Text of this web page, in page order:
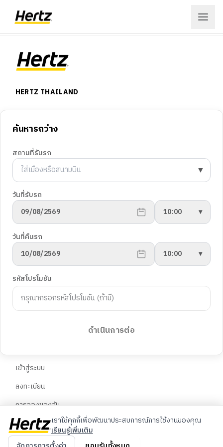
จอง
ลูกค้าองค์กร
สถานที่
ข้อเสนอ
ยานพาหนะ
พันธมิตร
Blog
ภาษา
🇬🇧English
🇨🇳中文
ค้นหารถว่าง
สถานที่รับรถ
▼
วันที่รับรถ
09/08/2569
10:00 ▾
วันที่คืนรถ
10/08/2569
10:00 ▾
รหัสโปรโมชัน
ดำเนินการต่อ
HERTZ THAILAND
การจองรถ
สถานที่ให้บริการ
เงื่อนไขในการให้บริการ
Hertz Fun Club
เกี่ยวกับเฮิร์ซ
ประวัติบริษัทฯ
นโยบายความเป็นส่วนตัว
การตั้งค่าคุกกี้
ฝ่ายสนับสนุนลูกค้า
คำถามที่พบบ่อย
ติดต่อเรา
เข้าสู่ระบบ
ลงทะเบียน
การจองของฉัน
© 2026 Hertz ประเทศไทย สงวนลิขสิทธิ์
เราใช้คุกกี้เพื่อพัฒนาประสบการณ์การใช้งานของคุณ
เรียนรู้เพิ่มเติม